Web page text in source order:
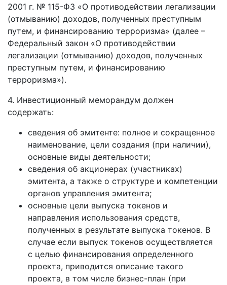
2001 г. № 115-ФЗ «О противодействии легализации
(отмыванию) доходов, полученных преступным
путем, и финансированию терроризма» (далее –
Федеральный закон «О противодействии
легализации (отмыванию) доходов, полученных
преступным путем, и финансированию
терроризма»).
4. Инвестиционный меморандум должен
содержать:
сведения об эмитенте: полное и сокращенное
наименование, цели создания (при наличии),
основные виды деятельности;
сведения об акционерах (участниках)
эмитента, а также о структуре и компетенции
органов управления эмитента;
основные цели выпуска токенов и
направления использования средств,
полученных в результате выпуска токенов. В
случае если выпуск токенов осуществляется
с целью финансирования определенного
проекта, приводится описание такого
проекта, в том числе бизнес-план (при